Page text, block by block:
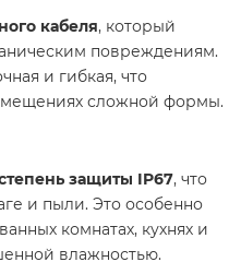
кабеля, который
повреждениям.
и гибкая, что
сложной формы.
защиты IP67, что
и пыли. Это особенно
комнатах, кухнях и
влажностью.